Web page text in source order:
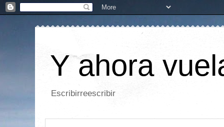
Y ahora
Escribirreescribir